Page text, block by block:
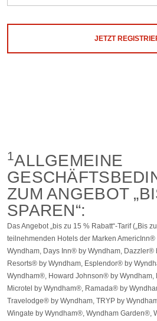
JETZT
1ALLGEMEINE
ZUM ANGEBOT
SPAREN“:
Das Angebot „bis zu 15 % Rabatt“-Tarif („Bis
teilnehmenden Hotels der Marken
Wyndham, Days Inn® by Wyndham, Dazzler®
Resorts® by Wyndham, Esplendor® by
Wyndham®, Howard Johnson® by Wyndham,
Microtel by Wyndham®, Ramada® by
Travelodge® by Wyndham, TRYP by
Wingate by Wyndham®, Wyndham Garden®,